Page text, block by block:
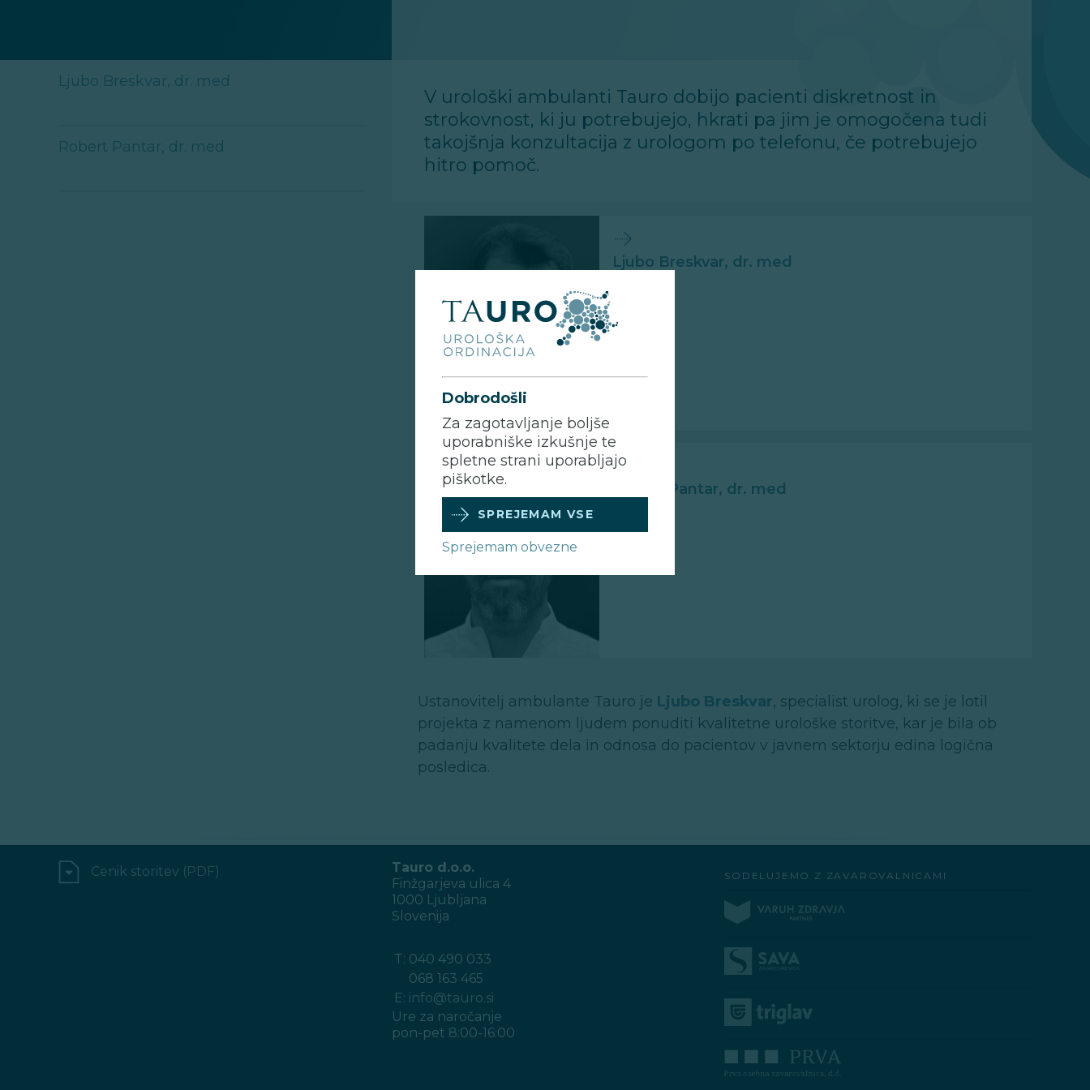
Ljubo Breskvar, dr. med
Robert Pantar, dr. med
V urološki ambulanti Tauro dobijo pacienti diskretnost in
strokovnost, ki ju potrebujejo, hkrati pa jim je omogočena tudi
takojšnja konzultacija z urologom po telefonu, če potrebujejo
hitro pomoč.
Ljubo Breskvar, dr. med
Robert Pantar, dr. med
Ustanovitelj ambulante Tauro je Ljubo Breskvar, specialist urolog, ki se je lotil
projekta z namenom ljudem ponuditi kvalitetne urološke storitve, kar je bila ob
padanju kvalitete dela in odnosa do pacientov v javnem sektorju edina logična
posledica.
Cenik storitev (PDF)
Tauro d.o.o.
Finžgarjeva ulica 4
1000 Ljubljana
Slovenija
T: 040 490 033
068 163 465
E: info@tauro.si
Ure za naročanje
pon-pet 8:00-16:00
SODELUJEMO Z ZAVAROVALNICAMI
Dobrodošli
Za zagotavljanje boljše
uporabniške izkušnje te
spletne strani uporabljajo
piškotke.
SPREJEMAM VSE
Sprejemam obvezne